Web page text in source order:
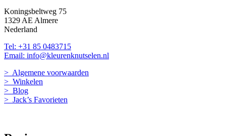
Koningsbeltweg 75
1329 AE Almere
Nederland
Tel: +31 85 0483715
Email: info@kleurenknutselen.nl
> Algemene voorwaarden
> Winkelen
> Blog
> Jack’s Favorieten